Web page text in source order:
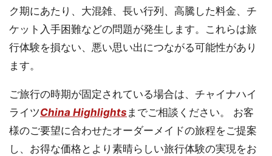
ク期にあたり、大混雑、長い行列、高騰した料金、チ
ケット入手困難などの問題が発生します。これらは旅
行体験を損ない、悪い思い出につながる可能性があり
ます。
ご旅行の時期が固定されている場合は、チャイナハイ
ライツChina Highlights までご相談ください。 お客
様のご要望に合わせたオーダーメイドの旅程をご提案
し、お得な価格とより素晴らしい旅行体験の実現をお